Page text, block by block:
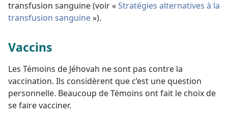
transfusion sanguine (voir «Stratégies alternatives à la
transfusion sanguine»).
Vaccins
Les Témoins de Jéhovah ne sont pas contre la
vaccination. Ils considèrent que c’est une question
personnelle. Beaucoup de Témoins ont fait le choix de
se faire vacciner.